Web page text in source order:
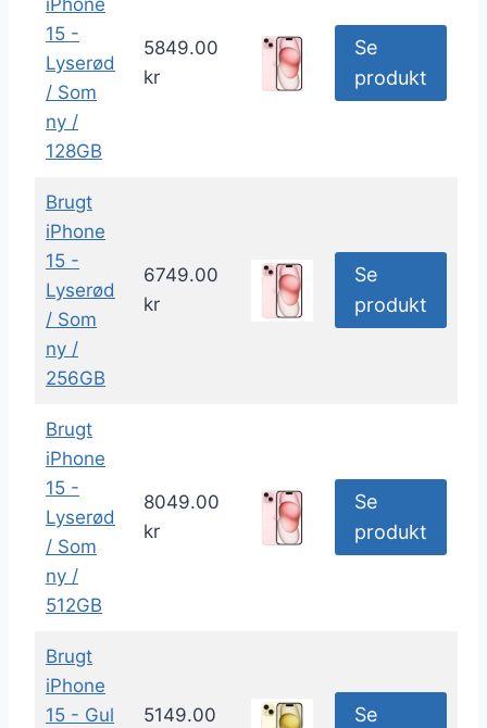
iPhone
15 -
Lyserød
/ Som
ny /
128GB
5849.00
kr
Se
produkt
Brugt
iPhone
15 -
Lyserød
/ Som
ny /
256GB
6749.00
kr
Se
produkt
Brugt
iPhone
15 -
Lyserød
/ Som
ny /
512GB
8049.00
kr
Se
produkt
Brugt
iPhone
15 - Gul
5149.00
Se